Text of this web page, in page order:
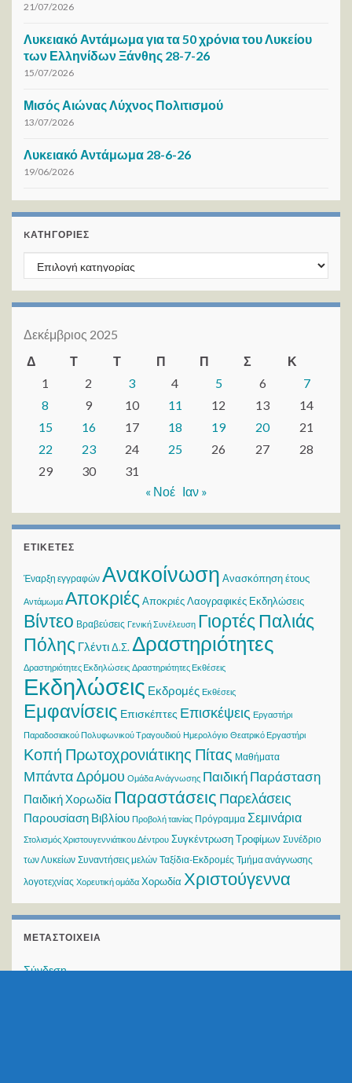
21/07/2026
Λυκειακό Αντάμωμα για τα 50 χρόνια του Λυκείου
των Ελληνίδων Ξάνθης 28-7-26
15/07/2026
Μισός Αιώνας Λύχνος Πολιτισμού
13/07/2026
Λυκειακό Αντάμωμα 28-6-26
19/06/2026
KΑΤΗΓΟΡΊΕΣ
Kατηγορίες
Δεκέμβριος 2025
Δ
Τ Τ Π Π Σ
Κ
1
2 3 4 5 6
7
8
9 10 11 12 13
14
15
16 17 18 19 20
21
22
23 24 25 26 27
28
29
30
31
« Νοέ Ιαν »
ΕΤΙΚΈΤΕΣ
Έναρξη εγγραφών Ανακοίνωση Ανασκόπηση έτους
Αντάμωμα Αποκριές Αποκριές Λαογραφικές Εκδηλώσεις
Βίντεο Βραβεύσεις Γενική Συνέλευση Γιορτές Παλιάς
Πόλης ΓλέντιΔ.Σ.Δραστηριότητες
Δραστηριότητες Εκδηλώσεις Δραστηριότητες Εκθέσεις
Εκδηλώσεις Εκδρομές Εκθέσεις
Εμφανίσεις Επισκέπτες Επισκέψεις Εργαστήρι
Παραδοσιακού Πολυφωνικού Τραγουδιού Ημερολόγιο Θεατρικό Εργαστήρι
Κοπή Πρωτοχρονιάτικης Πίτας Μαθήματα
Μπάντα Δρόμου Ομάδα Ανάγνωσης Παιδική Παράσταση
Παιδική Χορωδία Παραστάσεις Παρελάσεις
Παρουσίαση Βιβλίου Προβολή ταινίας Πρόγραμμα Σεμινάρια
Στολισμός Χριστουγεννιάτικου Δέντρου Συγκέντρωση Τροφίμων Συνέδριο
των Λυκείων Συναντήσεις μελών Ταξίδια-Εκδρομές Τμήμα ανάγνωσης
λογοτεχνίας Χορευτική ομάδα Χορωδία Χριστούγεννα
ΜΕΤΑΣΤΟΙΧΕΊΑ
Σύνδεση